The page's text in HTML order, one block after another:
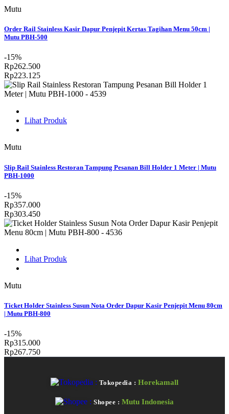
Mutu
Order Rail Stainless Kasir Dapur Penjepit Kertas Tagihan Menu 50cm |
Mutu PBH-500
-15%
Rp262.500
Rp223.125
Lihat Produk
Mutu
Slip Rail Stainless Restoran Tampung Pesanan Bill Holder 1 Meter | Mutu
PBH-1000
-15%
Rp357.000
Rp303.450
Lihat Produk
Mutu
Ticket Holder Stainless Susun Nota Order Dapur Kasir Penjepit Menu 80cm
| Mutu PBH-800
-15%
Rp315.000
Rp267.750
Tokopedia : Horekamall
Shopee : Mutu Indonesia